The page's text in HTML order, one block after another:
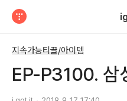
지속가능티끌/아이템
EP-P3100. 삼